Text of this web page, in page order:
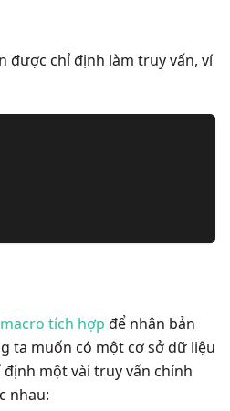
được chỉ định làm truy vấn, ví
tích hợp để nhân bản
ta muốn có một cơ sở dữ liệu
một vài truy vấn chính
nhau: